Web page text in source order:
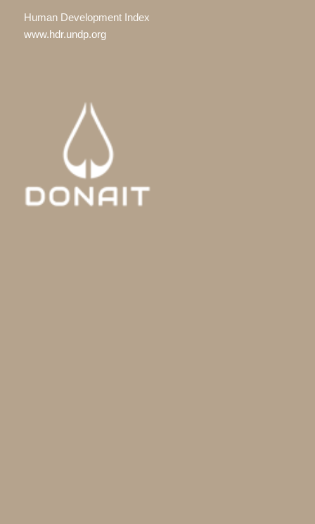
Human Development Index
www.hdr.undp.org